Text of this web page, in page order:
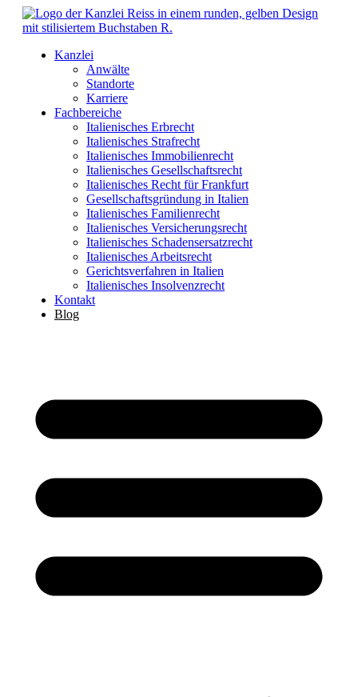
Kanzlei
Anwälte
Standorte
Karriere
Fachbereiche
Italienisches Erbrecht
Italienisches Strafrecht
Italienisches Immobilienrecht
Italienisches Gesellschaftsrecht
Italienisches Recht für Frankfurt
Gesellschaftsgründung in Italien
Italienisches Familienrecht
Italienisches Versicherungsrecht
Italienisches Schadensersatzrecht
Italienisches Arbeitsrecht
Gerichtsverfahren in Italien
Italienisches Insolvenzrecht
Kontakt
Blog